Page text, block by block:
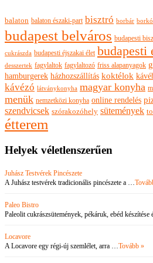
balaton balaton északi-part bisztró borbár
budapest belváros budapesti
cukrászda budapesti éjszakai élet budapesti
desszertek fagylaltok fagylaltozó friss alapanyagok
hamburgerek házhozszállítás koktélok
kávézó látványkonyha magyar konyha
menük nemzetközi konyha online rendelés
szendvicsek szórakozóhely sütemények
étterem
Helyek véletlenszerűen
Juhász Testvérek Pincészete
A Juhász testvérek tradicionális pincészete a …
Paleo Bistro
Paleolit cukrászsütemények, pékáruk, ebéd
Locavore
A Locavore egy régi-új szemlélet, arra …Tovább »